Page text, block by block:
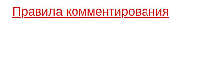
Правила комментирования